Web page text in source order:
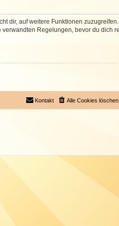
dir, auf weitere Funktionen
Regelungen, bevor du dich
Alle Cookies löschen
Kontakt